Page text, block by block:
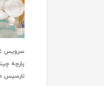
پارچه
نارسیس